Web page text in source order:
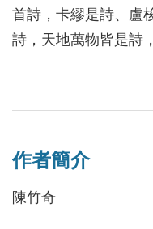
首詩，卡繆是詩、盧
詩，天地萬物皆是詩
是詩，我醉了，詩在
史，到現代科技與西
材。字裡行間流露出
作者簡介
陳竹奇